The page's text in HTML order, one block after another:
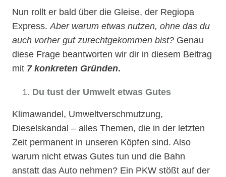
Nun rollt er bald über die Gleise, der Regiopa
Express. Aber warum etwas nutzen, ohne das du
auch vorher gut zurechtgekommen bist? Genau
diese Frage beantworten wir dir in diesem Beitrag
mit 7 konkreten Gründen.
Du tust der Umwelt etwas Gutes
Klimawandel, Umweltverschmutzung,
Dieselskandal – alles Themen, die in der letzten
Zeit permanent in unseren Köpfen sind. Also
warum nicht etwas Gutes tun und die Bahn
anstatt das Auto nehmen? Ein PKW stößt auf der